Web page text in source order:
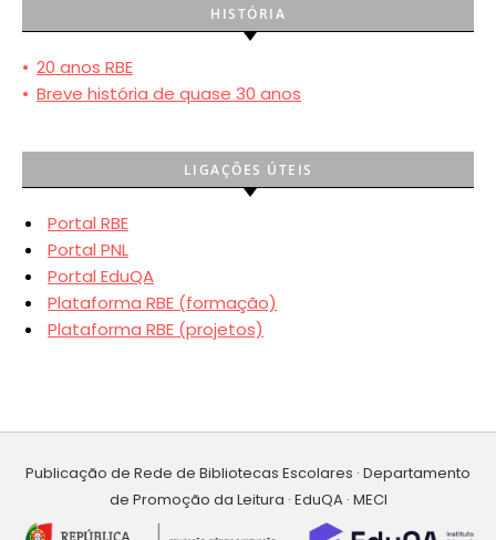
HISTÓRIA
• 20 anos RBE
• Breve história de quase 30 anos
LIGAÇÕES ÚTEIS
Portal RBE
Portal PNL
Portal EduQA
Plataforma RBE (formação)
Plataforma RBE (projetos)
Publicação de Rede de Bibliotecas Escolares · Departamento
de Promoção da Leitura · EduQA · MECI